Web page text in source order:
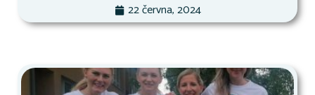
22 června, 2024